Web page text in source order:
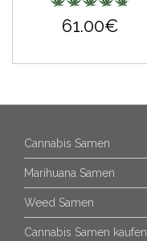
61.00€
Cannabis Samen
Marihuana Samen
Weed Samen
Cannabis Samen kaufen